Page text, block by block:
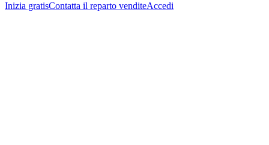
Inizia gratisContatta il reparto venditeAccedi